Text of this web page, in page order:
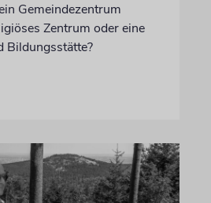
Gemeindezentrum
Zentrum oder eine
Bildungsstätte?